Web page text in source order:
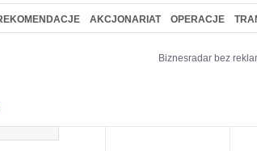
AKCJONARIAT OPERACJE
Biznesradar bez